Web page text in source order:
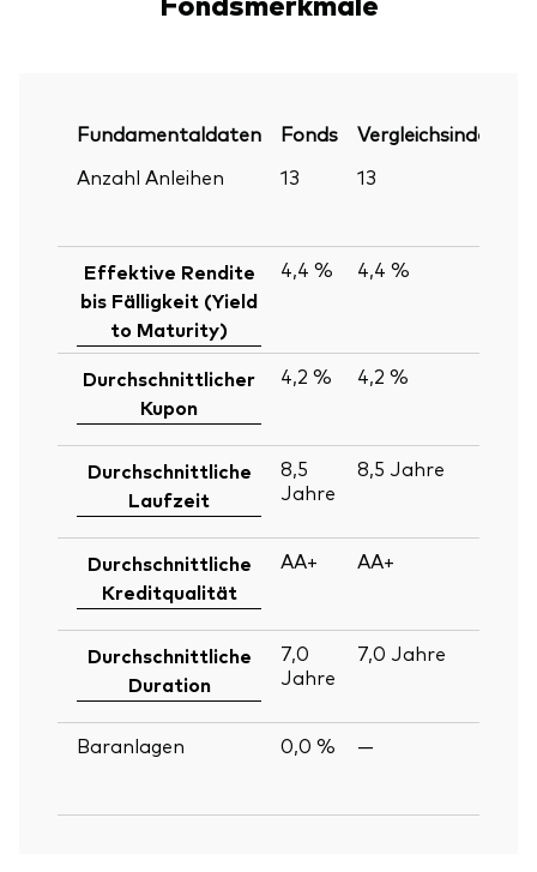
Fundamentaldaten Fonds Vergleichsindex
Anzahl Anleihen
13 13
Effektive Rendite
bis Fälligkeit (Yield
to Maturity)
4,4 % 4,4 %
Durchschnittlicher
Kupon
4,2 % 4,2 %
Durchschnittliche
Laufzeit
8,5
Jahre
8,5 Jahre
Durchschnittliche
Kreditqualität
AA+ AA+
Durchschnittliche
Duration
7,0
Jahre
7,0 Jahre
Baranlagen
0,0 % —